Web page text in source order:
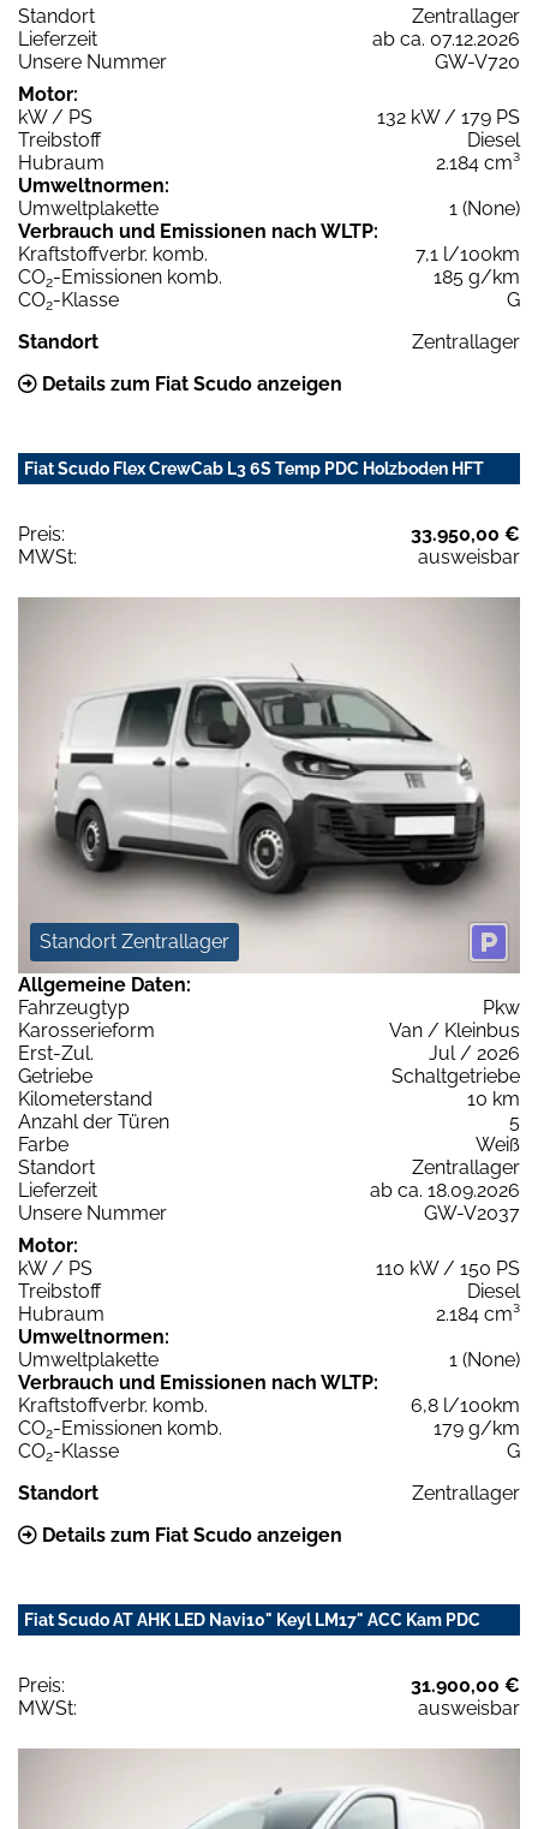
Standort
Zentrallager
Lieferzeit
ab ca. 07.12.2026
Unsere Nummer
GW-V720
Motor:
kW / PS
132 kW / 179 PS
Treibstoff
Diesel
Hubraum
2.184 cm³
Umweltnormen:
Umweltplakette
1 (None)
Verbrauch und Emissionen nach WLTP:
Kraftstoffverbr. komb.
7,1 l/100km
CO2-Emissionen komb.
185 g/km
CO2-Klasse
G
Standort
Zentrallager
Details zum Fiat Scudo anzeigen
Fiat Scudo Flex CrewCab L3 6S Temp PDC Holzboden HFT
Preis:
33.950,00 €
MWSt:
ausweisbar
Standort Zentrallager
Allgemeine Daten:
Fahrzeugtyp
Pkw
Karosserieform
Van / Kleinbus
Erst-Zul.
Jul / 2026
Getriebe
Schaltgetriebe
Kilometerstand
10 km
Anzahl der Türen
5
Farbe
Weiß
Standort
Zentrallager
Lieferzeit
ab ca. 18.09.2026
Unsere Nummer
GW-V2037
Motor:
kW / PS
110 kW / 150 PS
Treibstoff
Diesel
Hubraum
2.184 cm³
Umweltnormen:
Umweltplakette
1 (None)
Verbrauch und Emissionen nach WLTP:
Kraftstoffverbr. komb.
6,8 l/100km
CO2-Emissionen komb.
179 g/km
CO2-Klasse
G
Standort
Zentrallager
Details zum Fiat Scudo anzeigen
Fiat Scudo AT AHK LED Navi10" Keyl LM17" ACC Kam PDC
Preis:
31.900,00 €
MWSt:
ausweisbar